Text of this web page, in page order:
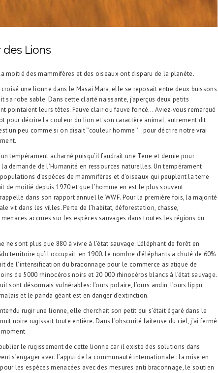
des Lions
moitié des mammifères et des oiseaux ont disparu de la planète.
croisé une lionne dans le Masai Mara, elle se reposait entre deux buissons
sa robe sable. Dans cette clarté naissante, j’aperçus deux petits
pointaient leurs têtes. Fauve clair ou fauve foncé… Aviez-vous remarqué
pour décrire la couleur du lion et son caractère animal, autrement dit
un peu comme si on disait ‘’couleur homme’’…pour décrire notre vrai
un tempérament acharné puisqu’il faudrait une Terre et demie pour
demande de l’Humanité en ressources naturelles. Un tempérament
d’espèces de mammifères et d’oiseaux qui peuplent la terre
de moitié depuis 1970 et que l’homme en est le plus souvent
dans son rapport annuel le WWF. Pour la première fois, la majorité
vit dans les villes. Perte de l’habitat, déforestation, chasse,
accrues sur les espèces sauvages dans toutes les régions du
ne sont plus que 880 à vivre à l’état sauvage. L’éléphant de forêt en
territoire qu’il occupait en 1900. Le nombre d’éléphants a chuté de 60%
de l’intensification du braconnage pour le commerce asiatique de
de 5000 rhinocéros noirs et 20 000 rhinocéros blancs à l’état sauvage.
sont désormais vulnérables: l’ours polaire, l’ours andin, l’ours lippu,
malais et le panda géant est en danger d’extinction.
rugir une lionne, elle cherchait son petit qui s’était égaré dans le
noire rugissait toute entière. Dans l’obscurité laiteuse du ciel, j’ai fermé
le rugissement de cette lionne car il existe des solutions dans
s’engager avec l’appui de la communauté internationale : la mise en
les espèces menacées avec des mesures anti braconnage, le soutien